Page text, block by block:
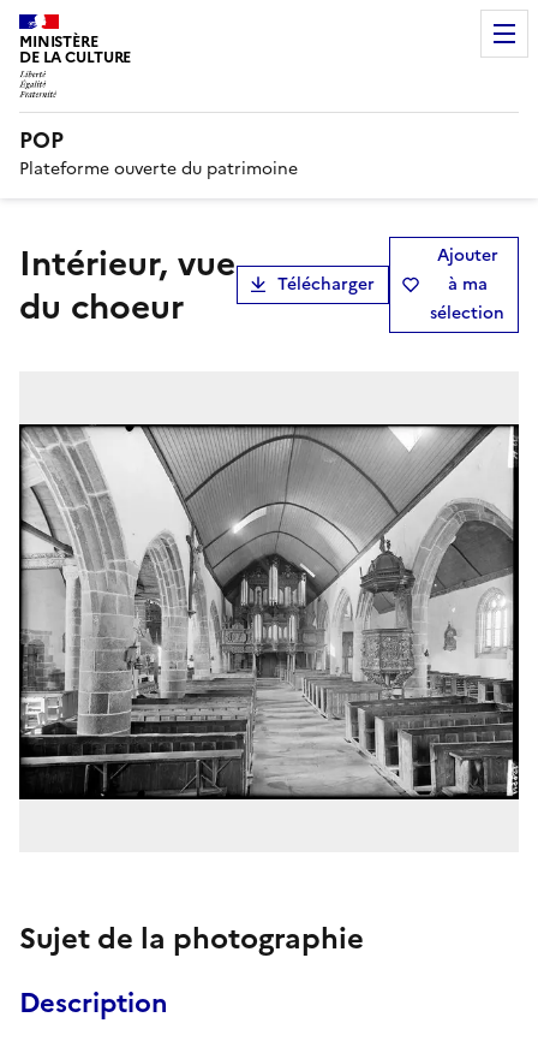
MINISTÈRE
DE LA CULTURE
POP
Plateforme ouverte du patrimoine
Intérieur, vue
du choeur
Télécharger
Ajouter
à ma
sélection
Sujet de la photographie
Description